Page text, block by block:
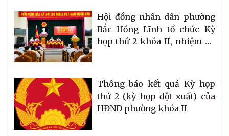
Hội đồng nhân dân phường
Bắc Hồng Lĩnh tổ chức Kỳ
họp thứ 2 khóa II, nhiệm kỳ
Thông báo kết quả Kỳ họp
thứ 2 (kỳ họp đột xuất) của
HĐND phường khóa II